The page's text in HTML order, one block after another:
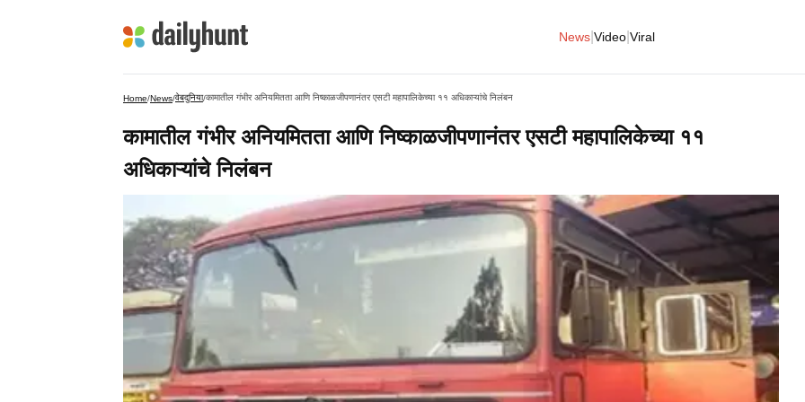
News Video Viral
Home/News/वेबदुनिया/कामातील गंभीर अनियमितता आणि निष्काळजीपणानंतर एसटी महापालिकेच्या ११ अधिकाऱ्यांचे निलंबन
कामातील गंभीर अनियमितता आणि निष्काळजीपणानंतर एसटी महापालिकेच्या ११
अधिकाऱ्यांचे निलंबन